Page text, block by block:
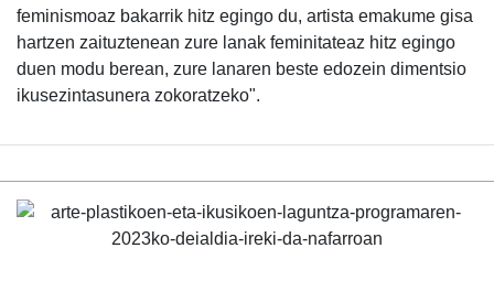
feminismoaz bakarrik hitz egingo du, artista emakume gisa
hartzen zaituztenean zure lanak feminitateaz hitz egingo
duen modu berean, zure lanaren beste edozein dimentsio
ikusezintasunera zokoratzeko".